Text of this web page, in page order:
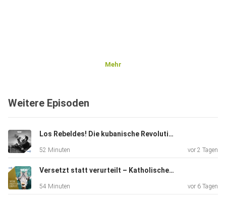
Mehr
Weitere Episoden
Los Rebeldes! Die kubanische Revolution aus dem Hörspielstudio
52 Minuten vor 2 Tagen
Versetzt statt verurteilt – Katholische Priester, Missbrauch und Strafvereitlung
54 Minuten vor 6 Tagen